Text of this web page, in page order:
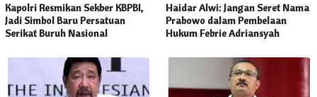
Kapolri Resmikan Sekber KBPBI,
Jadi Simbol Baru Persatuan
Serikat Buruh Nasional
Haidar Alwi: Jangan Seret Nama
Prabowo dalam Pembelaan
Hukum Febrie Adriansyah